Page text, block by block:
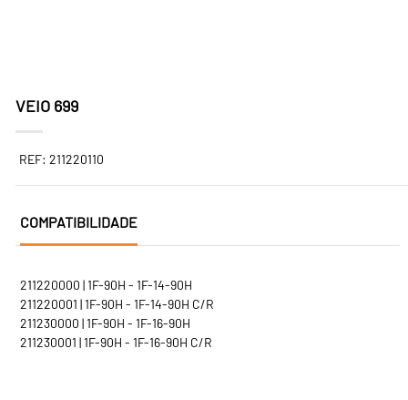
VEIO 699
REF: 211220110
COMPATIBILIDADE
211220000 | 1F-90H - 1F-14-90H
211220001 | 1F-90H - 1F-14-90H C/R
211230000 | 1F-90H - 1F-16-90H
211230001 | 1F-90H - 1F-16-90H C/R